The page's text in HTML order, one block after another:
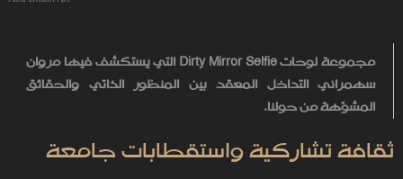
مجموعة لوحات Dirty Mirror Selfie التي يستكشف فيها مروان
سهمراني التداخل المعقد بين المنظور الذاتي والحقائق
المشوّهة من حولنا.
ثقافة تشاركية واستقطابات جامعة